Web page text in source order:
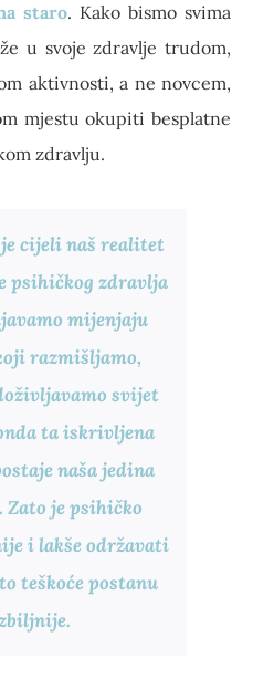
staro. Kako bismo svima
u svoje zdravlje trudom,
aktivnosti, a ne novcem,
mjestu okupiti besplatne
zdravlju.
cijeli naš realitet
psihičkog zdravlja
mijenjaju
razmišljamo,
svijet
ta iskrivljena
naša jedina
je psihičko
i lakše održavati
teškoće postanu